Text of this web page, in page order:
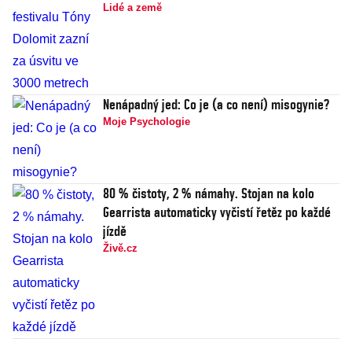
Lidé a země
Nenápadný jed: Co je (a co není) misogynie?
Moje Psychologie
80 % čistoty, 2 % námahy. Stojan na kolo
Gearrista automaticky vyčistí řetěz po každé
jízdě
Živě.cz